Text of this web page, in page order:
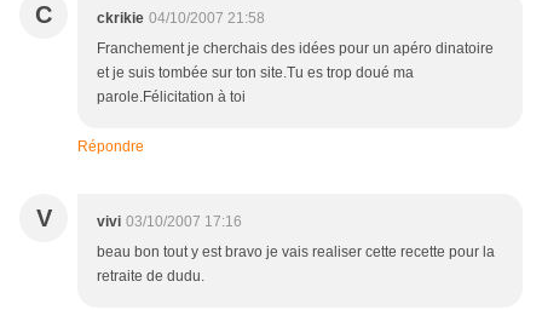
C ckrikie 04/10/2007 21:58
Franchement je cherchais des idées pour un apéro dinatoire
et je suis tombée sur ton site.Tu es trop doué ma
parole.Félicitation à toi
Répondre
V vivi 03/10/2007 17:16
beau bon tout y est bravo je vais realiser cette recette pour la
retraite de dudu.